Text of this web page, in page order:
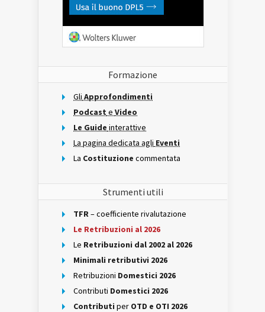
Formazione
Gli Approfondimenti
Podcast e Video
Le Guide interattive
La pagina dedicata agli Eventi
La Costituzione commentata
Strumenti utili
TFR– coefficiente rivalutazione
Le Retribuzioni al 2026
Le Retribuzioni dal 2002 al 2026
Minimali retributivi 2026
Retribuzioni Domestici 2026
Contributi Domestici 2026
Contributi per OTD e OTI 2026